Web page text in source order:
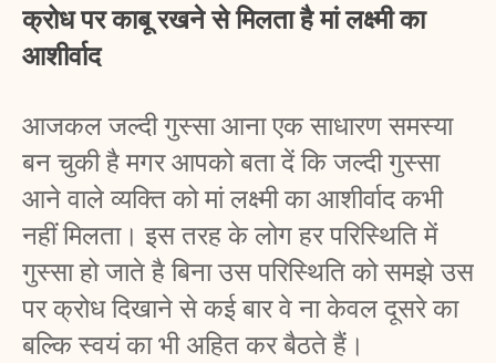
क्रोध पर काबू रखने से मिलता है मां लक्ष्मी का
आशीर्वाद
आजकल जल्दी गुस्सा आना एक साधारण समस्या
बन चुकी है मगर आपको बता दें कि जल्दी गुस्सा
आने वाले व्यक्ति को मां लक्ष्मी का आशीर्वाद कभी
नहीं मिलता। इस तरह के लोग हर परिस्थिति में
गुस्सा हो जाते है बिना उस परिस्थिति को समझे उस
पर क्रोध दिखाने से कई बार वे ना केवल दूसरे का
बल्कि स्वयं का भी अहित कर बैठते हैं।